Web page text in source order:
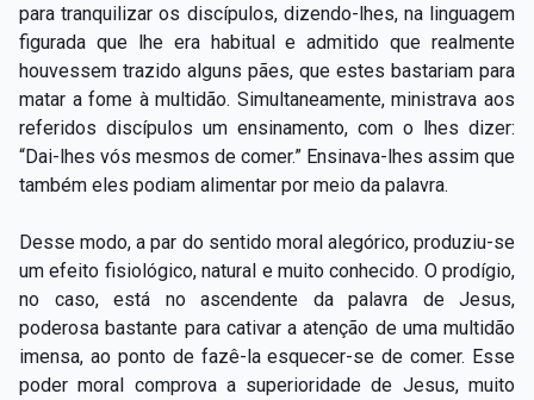
para tranquilizar os discípulos, dizendo-lhes, na linguagem
figurada que lhe era habitual e admitido que realmente
houvessem trazido alguns pães, que estes bastariam para
matar a fome à multidão. Simultaneamente, ministrava aos
referidos discípulos um ensinamento, com o lhes dizer:
“Dai-lhes vós mesmos de comer.” Ensinava-lhes assim que
também eles podiam alimentar por meio da palavra.
Desse modo, a par do sentido moral alegórico, produziu-se
um efeito fisiológico, natural e muito conhecido. O prodígio,
no caso, está no ascendente da palavra de Jesus,
poderosa bastante para cativar a atenção de uma multidão
imensa, ao ponto de fazê-la esquecer-se de comer. Esse
poder moral comprova a superioridade de Jesus, muito